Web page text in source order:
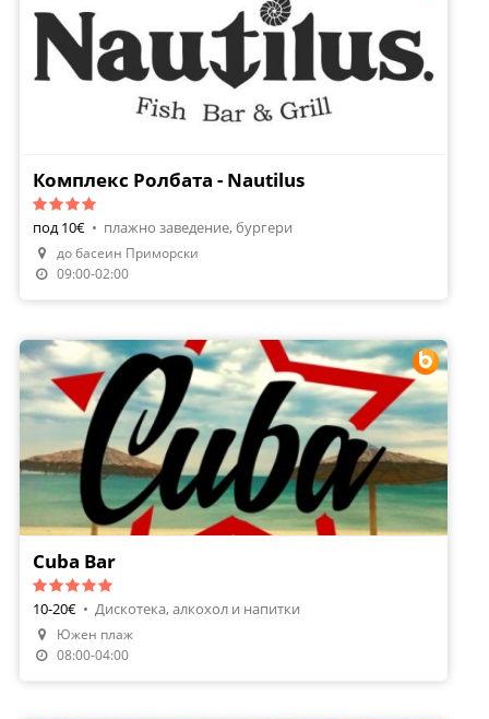
Направи Резервация
Комплекс Ролбата - Nautilus
под 10€ • плажно заведение, бургери
до басеин Приморски
09:00-02:00
Направи Резервация
Cuba Bar
10-20€ • Дискотека, алкохол и напитки
Южен плаж
08:00-04:00